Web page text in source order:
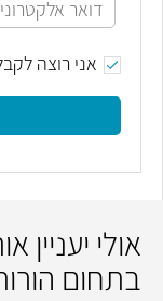
אני רוצה
אולי
בתחום